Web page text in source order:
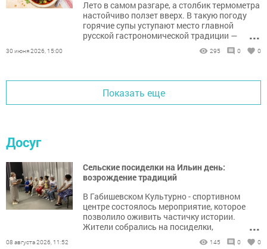
Лето в самом разгаре, а столбик термометра
настойчиво ползет вверх. В такую погоду
горячие супы уступают место главной
русской гастрономической традиции —
ледяной окрошке. Этот освежающий суп не
только утоляет голод, но и спасает от зноя,
на несладком хлебном квасе.
...
30 июня 2026, 15:00 295 0 0
Показать еще
Досуг
Сельские посиделки на Ильин день:
возрождение традиций
В Габишевском Культурно - спортивном
центре состоялось мероприятие, которое
позволило оживить частичку истории.
Жители собрались на посиделки,
...
08 августа 2026, 11:52 145 0 0